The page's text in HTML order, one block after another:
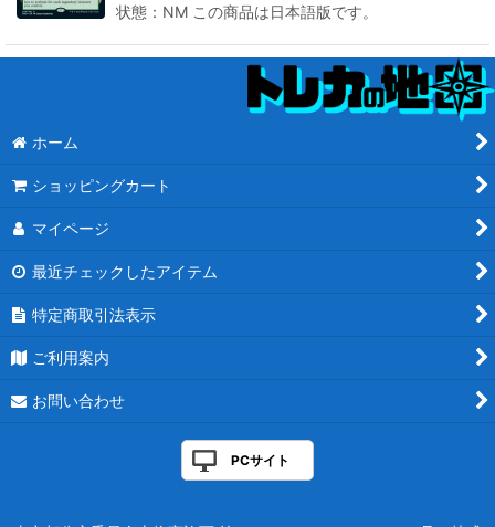
状態：NM この商品は日本語版です。
ホーム
ショッピングカート
マイページ
最近チェックしたアイテム
特定商取引法表示
ご利用案内
お問い合わせ
PCサイト